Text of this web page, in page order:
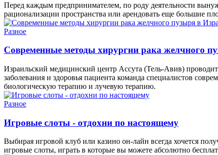
Перед каждым предпринимателем, по роду деятельности
рационализации пространства или арендовать еще большие
Разное
Современные методы хирургии рака желчного
Израильский медицинский центр Ассута (Тель-Авив)
заболевания и здоровья пациента команда специалистов
биологическую терапию и лучевую терапию.
Разное
Игровые слоты - отдохни по настоящему
Выбирая игровой клуб или казино он-лайн всегда хочется
игровые слоты, играть в которые вы можете абсолютно